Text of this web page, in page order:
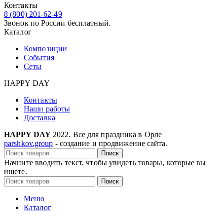
Контакты
8 (800) 201-62-49
Звонок по России бесплатный.
Каталог
Композиции
События
Сеты
HAPPY DAY
Контакты
Наши работы
Доставка
HAPPY DAY 2022. Все для праздника в Орле
parshkov.group - создание и продвижение сайта.
Поиск
Начните вводить текст, чтобы увидеть товары, которые вы
ищете.
Поиск
Меню
Каталог